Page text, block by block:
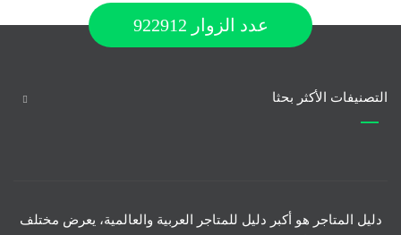
عدد الزوار 922912
التصنيفات الأكثر بحثا
دليل المتاجر هو أكبر دليل للمتاجر العربية والعالمية، يعرض مختلف